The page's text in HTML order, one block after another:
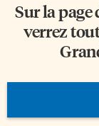
Sur la
verrez